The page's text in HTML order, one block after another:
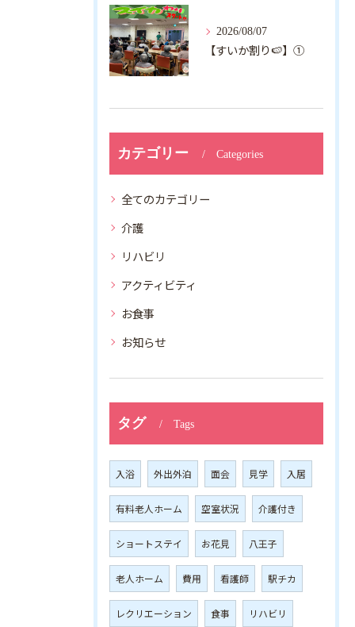
カテゴリー Categories
全てのカテゴリー
介護
リハビリ
アクティビティ
お食事
お知らせ
2026/08/07
【すいか割り🍉】①
タグ Tags
入浴 外出外泊 面会 見学 入居
有料老人ホーム 空室状況 介護付き
ショートステイ お花見 八王子
老人ホーム 費用 看護師 駅チカ
レクリエーション 食事 リハビリ